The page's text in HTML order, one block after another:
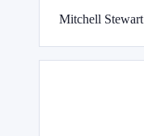
Mitchell Stewart